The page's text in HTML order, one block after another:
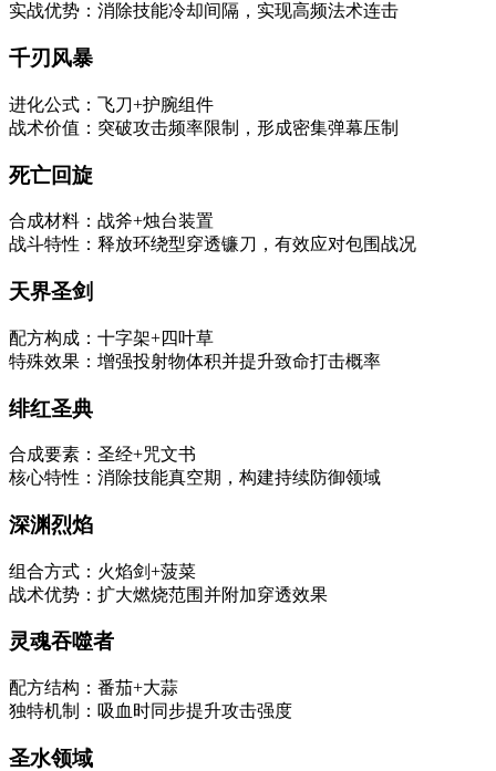
实战优势：消除技能冷却间隔，实现高频法术连击
千刃风暴
进化公式：飞刀+护腕组件
战术价值：突破攻击频率限制，形成密集弹幕压制
死亡回旋
合成材料：战斧+烛台装置
战斗特性：释放环绕型穿透镰刀，有效应对包围战况
天界圣剑
配方构成：十字架+四叶草
特殊效果：增强投射物体积并提升致命打击概率
绯红圣典
合成要素：圣经+咒文书
核心特性：消除技能真空期，构建持续防御领域
深渊烈焰
组合方式：火焰剑+菠菜
战术优势：扩大燃烧范围并附加穿透效果
灵魂吞噬者
配方结构：番茄+大蒜
独特机制：吸血时同步提升攻击强度
圣水领域